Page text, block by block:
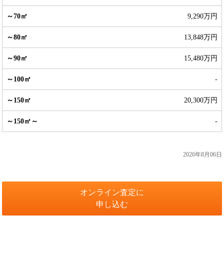
9,290万円
13,848万円
15,480万円
-
20,300万円
-
2026年8月06日
オンライン査定に
申し込む